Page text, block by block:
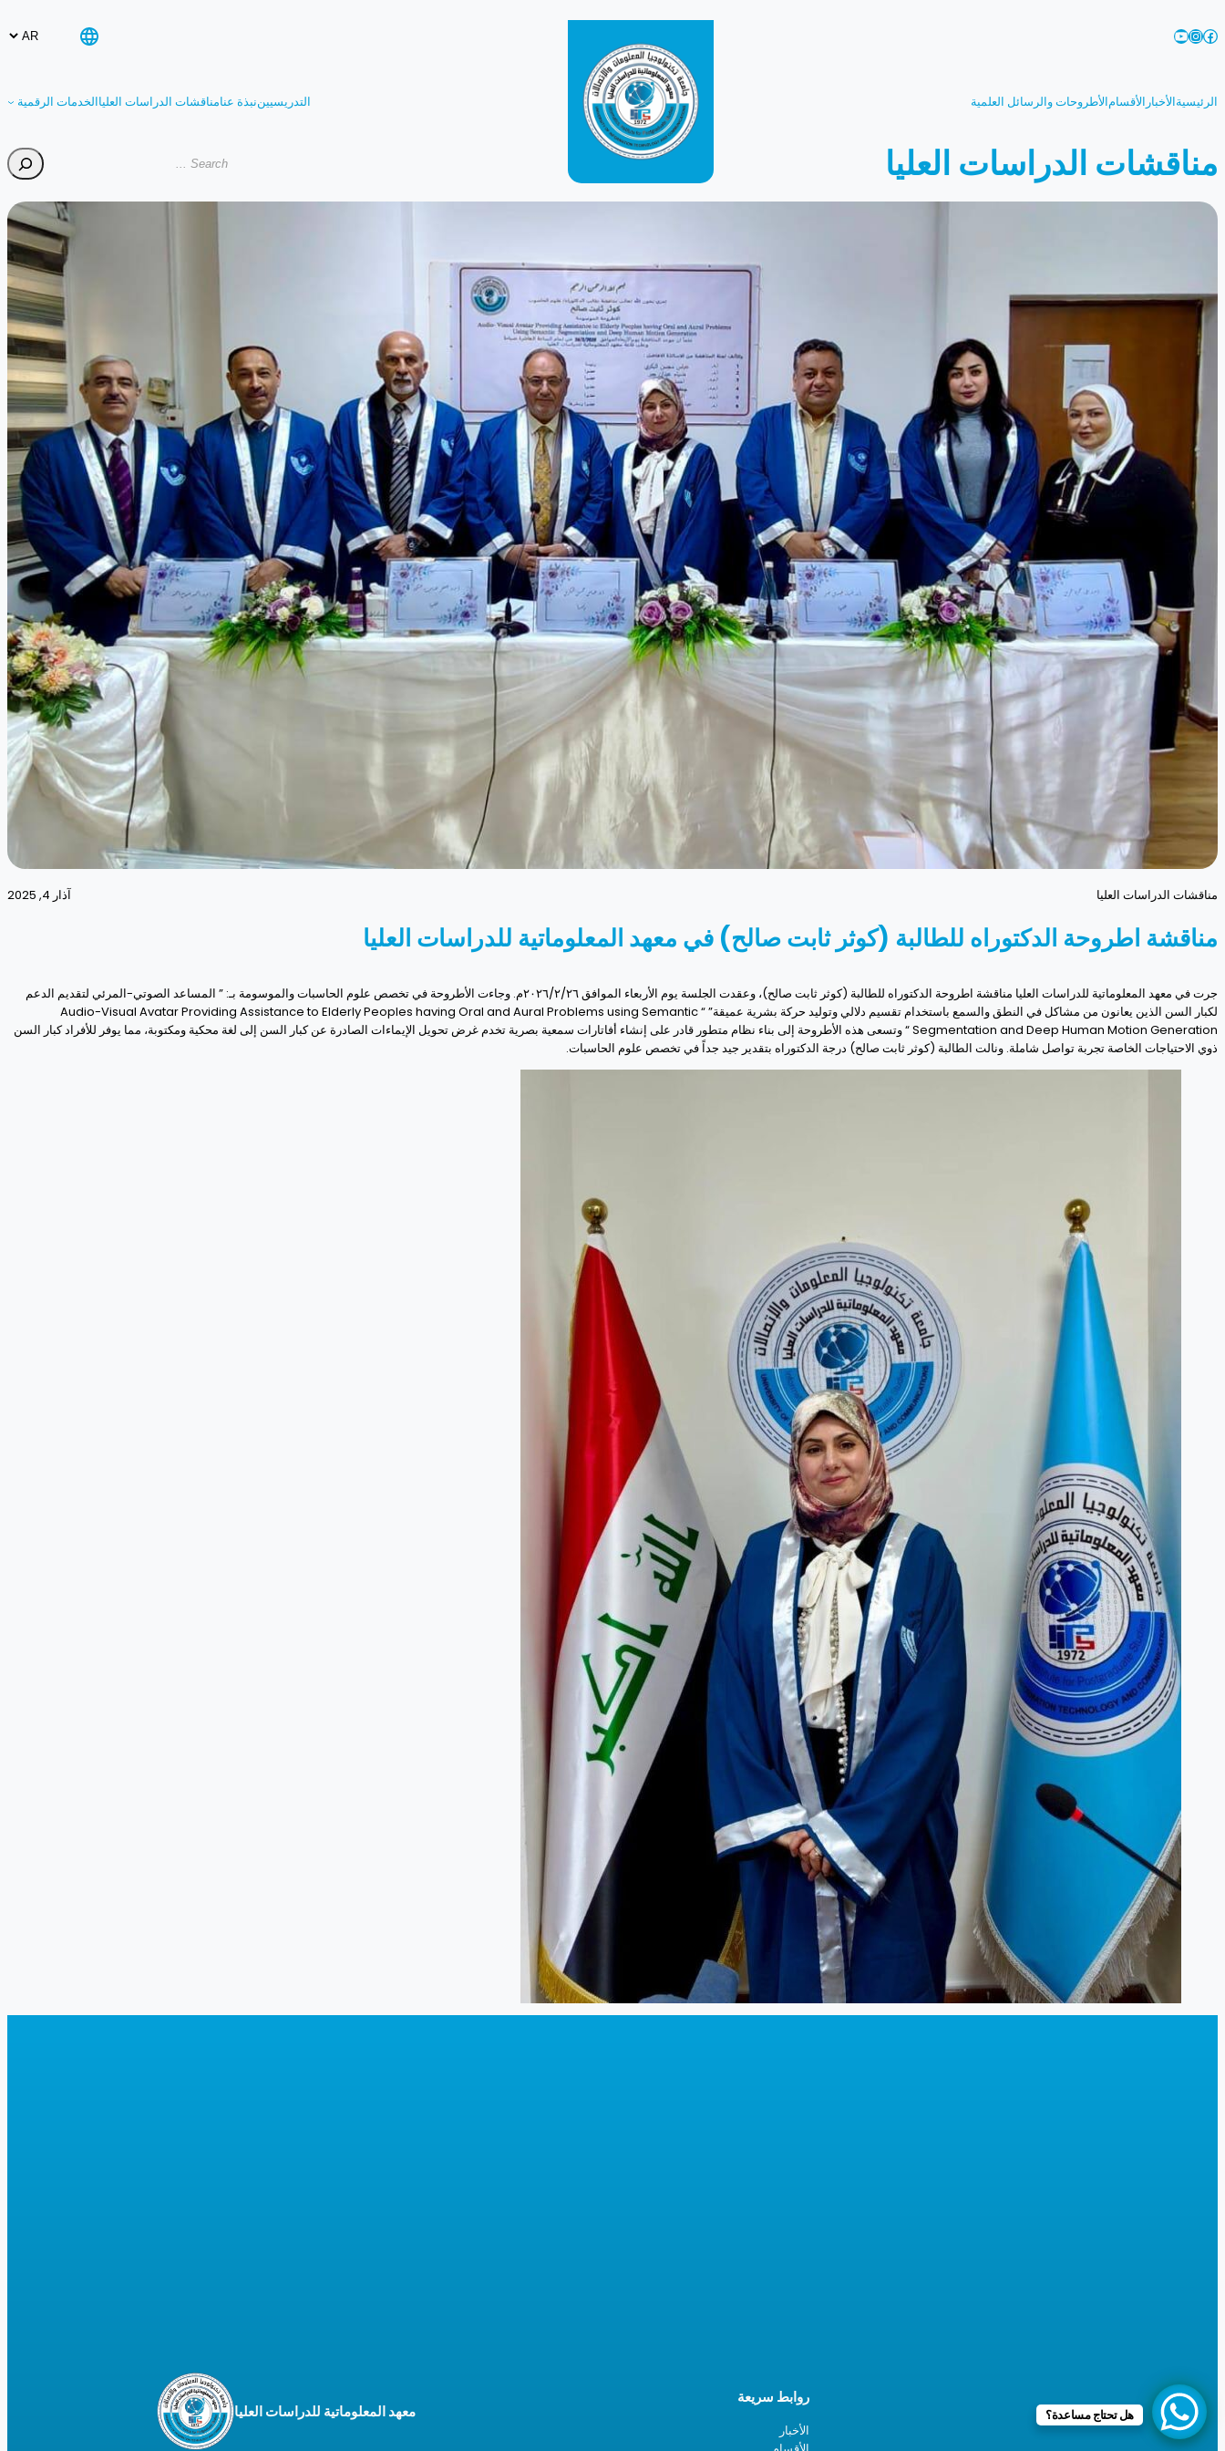
إلى
Facebook
Instagram
YouTube
الرئيسيةالأخبار الأقسامالأطروحات والرسائل العلمية التدريسييننبذة عنامناقشات الدراسات العلياالخدمات الرقمية
مناقشات الدراسات العليا Search
مناقشات الدراسات العليا آذار 4, 2025
مناقشة اطروحة الدكتوراه للطالبة (كوثر ثابت صالح) في معهد المعلوماتية للدراسات العليا
جرت في معهد المعلوماتية للدراسات العليا مناقشة اطروحة الدكتوراه للطالبة (كوثر ثابت صالح)، وعقدت الجلسة يوم الأربعاء الموافق ٢٠٢٦/٢/٢٦م. وجاءت الأطروحة في تخصص علوم الحاسبات والموسومة بـ: ” المساعد الصوتي-المرئي لتقديم الدعم
لكبار السن الذين يعانون من مشاكل في النطق والسمع باستخدام تقسيم دلالي وتوليد حركة بشرية عميقة” “ Audio-Visual Avatar Providing Assistance to Elderly Peoples having Oral and Aural Problems using Semantic
Segmentation and Deep Human Motion Generation “ وتسعى هذه الأطروحة إلى بناء نظام متطور قادر على إنشاء أفاتارات سمعية بصرية تخدم غرض تحويل الإيماءات الصادرة عن كبار السن إلى لغة محكية ومكتوبة، مما يوفر للأفراد كبار السن
ذوي الاحتياجات الخاصة تجربة تواصل شاملة. ونالت الطالبة (كوثر ثابت صالح) درجة الدكتوراه بتقدير جيد جداً في تخصص علوم الحاسبات.
روابط سريعة
الأخبار
معهد المعلوماتية للدراسات العليا هل تحتاج مساعدة؟